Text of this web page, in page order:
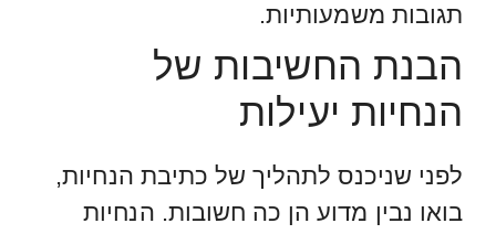
תגובות משמעותיות.
הבנת החשיבות של
הנחיות יעילות
לפני שניכנס לתהליך של כתיבת הנחיות,
בואו נבין מדוע הן כה חשובות. הנחיות